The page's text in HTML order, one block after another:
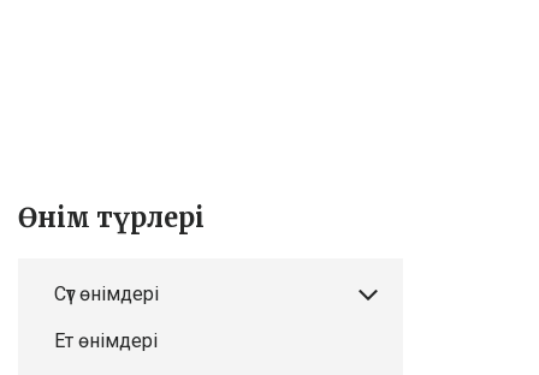
Өнім түрлері
Сүт өнімдері
Ет өнімдері